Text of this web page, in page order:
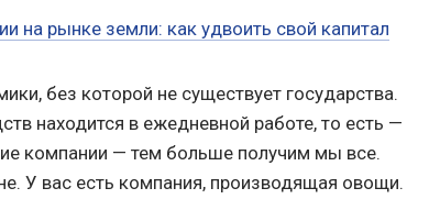
на рынке земли: как удвоить свой капитал
без которой не существует государства.
находится в ежедневной работе, то есть —
компании — тем больше получим мы все.
У вас есть компания, производящая овощи.